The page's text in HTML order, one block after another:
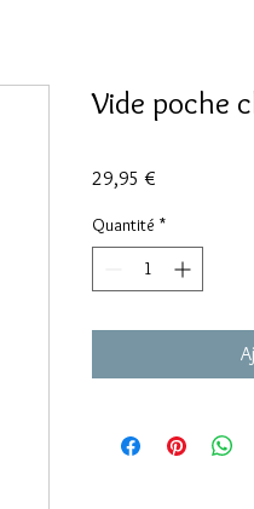
Vide poche
29,95 €
Quantité *